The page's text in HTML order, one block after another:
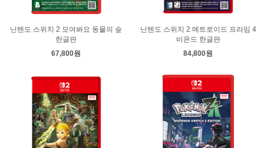
닌텐도 스위치 2 모여봐요 동물의 숲
한글판
67,800원
닌텐도 스위치 2 메트로이드 프라임 4
비욘드 한글판
84,800원